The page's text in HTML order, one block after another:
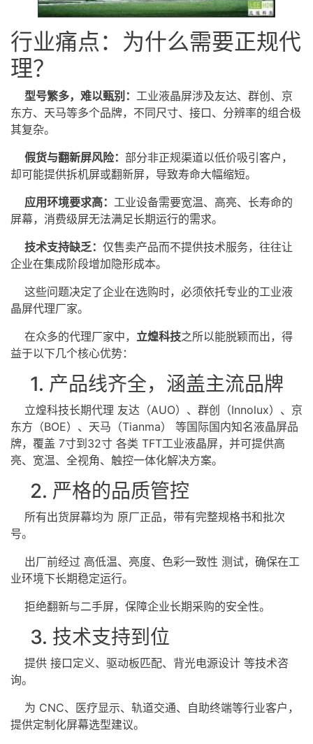
行业痛点：为什么需要正规代
理？
型号繁多，难以甄别： 工业液晶屏涉及友达、群创、京
东方、天马等多个品牌，不同尺寸、接口、分辨率的组合极
其复杂。
假货与翻新屏风险： 部分非正规渠道以低价吸引客户，
却可能提供拆机屏或翻新屏，导致寿命大幅缩短。
应用环境要求高： 工业设备需要宽温、高亮、长寿命的
屏幕，消费级屏无法满足长期运行的需求。
技术支持缺乏： 仅售卖产品而不提供技术服务，往往让
企业在集成阶段增加隐形成本。
这些问题决定了企业在选购时，必须依托专业的工业液
晶屏代理厂家。
在众多的代理厂家中， 立煌科技之所以能脱颖而出，得
益于以下几个核心优势：
1. 产品线齐全，涵盖主流品牌
立煌科技长期代理 友达（AUO）、群创（Innolux）、京
东方（BOE）、天马（Tianma） 等国际国内知名液晶屏品
牌，覆盖 7寸到32寸 各类 TFT工业液晶屏，并可提供高
亮、宽温、 全视角、触控一体化解决方案。
2. 严格的品质管控
所有出货屏幕均为 原厂正品，带有完整规格书和批次
号。
出厂前经过 高低温、亮度、色彩一致性 测试，确保在工
业环境下长期稳定运行。
拒绝翻新与二手屏，保障企业长期采购的安全性。
3. 技术支持到位
提供 接口定义、驱动板匹配、背光电源设计 等技术咨
询。
为 CNC、医疗显示、轨道交通、自助终端等行业客户，
提供定制化屏幕选型建议。